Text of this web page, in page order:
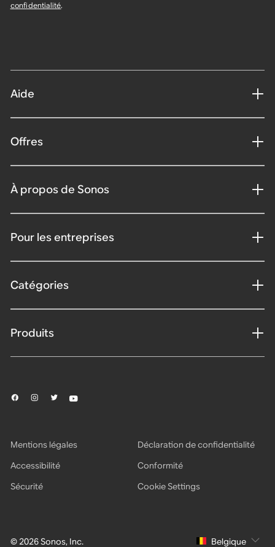
confidentialité.
Aide
Offres
À propos de Sonos
Pour les entreprises
Catégories
Produits
© 2026 Sonos, Inc.
Mentions légales
Déclaration de confidentialité
Accessibilité
Conformité
Sécurité
Cookie Settings
Belgique